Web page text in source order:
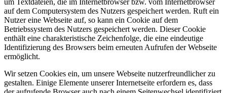
auf dem Computersystem des Nutzers gespeichert werden. Ruft ein
Nutzer eine Webseite auf, so kann ein Cookie auf dem
Betriebssystem des Nutzers gespeichert werden. Dieser Cookie
enthält eine charakteristische Zeichenfolge, die eine eindeutige
Identifizierung des Browsers beim erneuten Aufrufen der Webseite
ermöglicht.
Wir setzen Cookies ein, um unsere Webseite nutzerfreundlicher zu
gestalten. Einige Elemente unserer Internetseite erfordern es, dass